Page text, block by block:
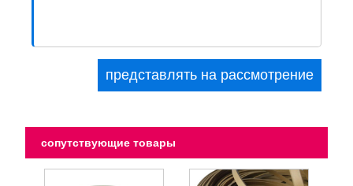
сопутствующие товары